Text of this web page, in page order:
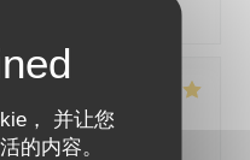
， 并让您
的内容。
比: 5/5